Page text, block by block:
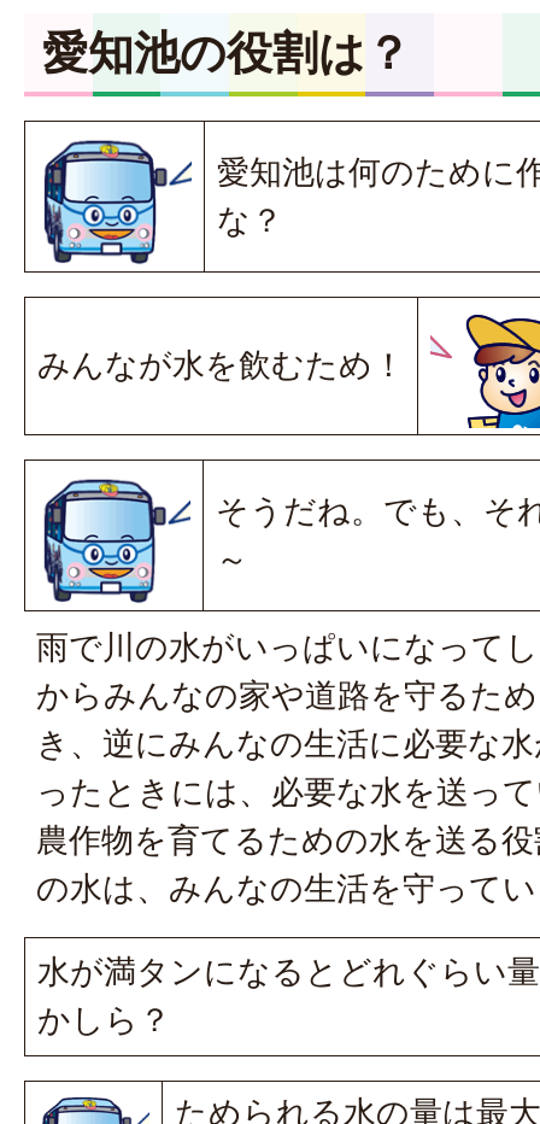
愛知池の役割は？
愛知池は何のために
な？
みんなが水を飲むため！
そうだね。でも、そ
～
雨で川の水がいっぱいになって
からみんなの家や道路を守るた
き、逆にみんなの生活に必要な
ったときには、必要な水を送っ
農作物を育てるための水を送る
の水は、みんなの生活を守って
水が満タンになるとどれぐらい
かしら？
ためられる水の量は最